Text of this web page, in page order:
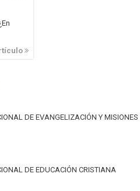
DE EVANGELIZACIÓN Y MISIONES
DE EDUCACIÓN CRISTIANA